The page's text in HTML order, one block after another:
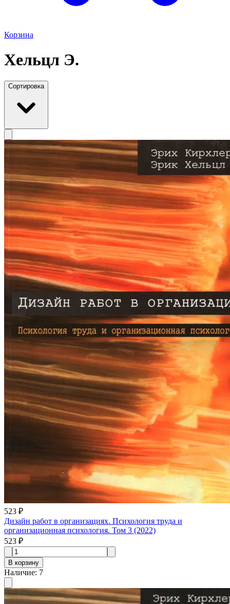
Корзина
Хельцл Э.
Сортировка
523 ₽
Дизайн работ в организациях. Психология труда и
организационная психология. Том 3 (2022)
523 ₽
В корзину
Наличие: 7